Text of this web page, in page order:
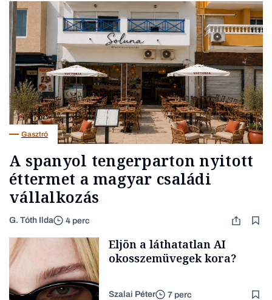
Gasztró
A spanyol tengerparton nyitott
éttermet a magyar családi
vállalkozás
G. Tóth Ilda 4 perc
Eljön a láthatatlan AI
okosszemüvegek kora?
Szalai Péter 7 perc